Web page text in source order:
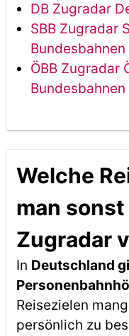
DB Zugradar
SBB Zugradar
Bundesbahnen
ÖBB Zugradar
Bundesbahnen
Welche
man
Zugradar
In Deutschland
Reisezielen
persönlich zu